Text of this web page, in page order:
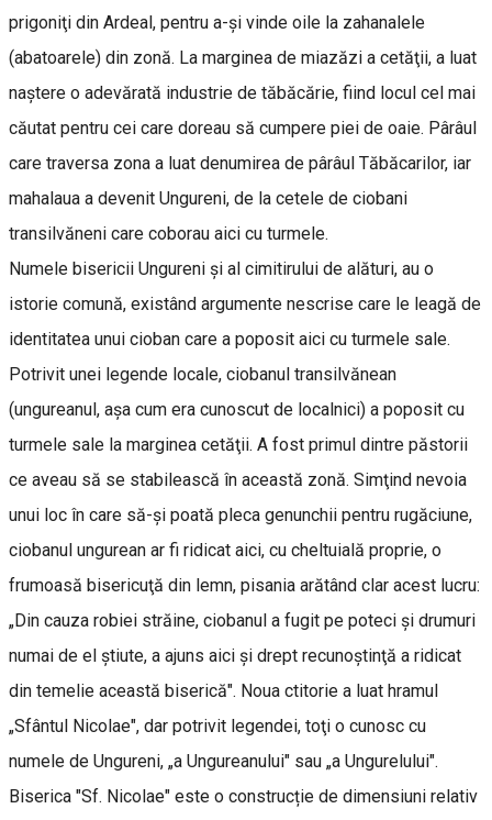
prigoniţi din Ardeal, pentru a-şi vinde oile la zahanalele
(abatoarele) din zonă. La marginea de miazăzi a cetăţii, a luat
naştere o adevărată industrie de tăbăcărie, fiind locul cel mai
căutat pentru cei care doreau să cumpere piei de oaie. Pârâul
care traversa zona a luat denumirea de pârâul Tăbăcarilor, iar
mahalaua a devenit Ungureni, de la cetele de ciobani
transilvăneni care coborau aici cu turmele.
Numele bisericii Ungureni şi al cimitirului de alături, au o
istorie comună, existând argumente nescrise care le leagă de
identitatea unui cioban care a poposit aici cu turmele sale.
Potrivit unei legende locale, ciobanul transilvănean
(ungureanul, aşa cum era cunoscut de localnici) a poposit cu
turmele sale la marginea cetăţii. A fost primul dintre păstorii
ce aveau să se stabilească în această zonă. Simţind nevoia
unui loc în care să-şi poată pleca genunchii pentru rugăciune,
ciobanul ungurean ar fi ridicat aici, cu cheltuială proprie, o
frumoasă bisericuţă din lemn, pisania arătând clar acest lucru:
„Din cauza robiei străine, ciobanul a fugit pe poteci şi drumuri
numai de el ştiute, a ajuns aici şi drept recunoştinţă a ridicat
din temelie această biserică". Noua ctitorie a luat hramul
„Sfântul Nicolae", dar potrivit legendei, toţi o cunosc cu
numele de Ungureni, „a Ungureanului" sau „a Ungurelului".
Biserica "Sf. Nicolae" este o construcție de dimensiuni relativ